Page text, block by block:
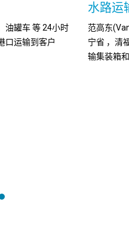
油罐车 等 24小时
口运输到客户
水路运
范高东
宁省 ，清
输集装箱和